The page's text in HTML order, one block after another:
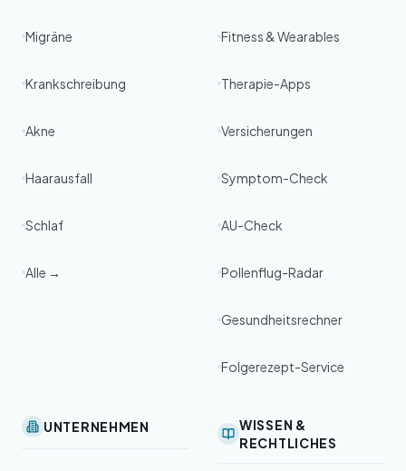
Migräne
Krankschreibung
Akne
Haarausfall
Schlaf
Alle →
Fitness & Wearables
Therapie-Apps
Versicherungen
Symptom-Check
AU-Check
Pollenflug-Radar
Gesundheitsrechner
Folgerezept-Service
UNTERNEHMEN
WISSEN &
RECHTLICHES